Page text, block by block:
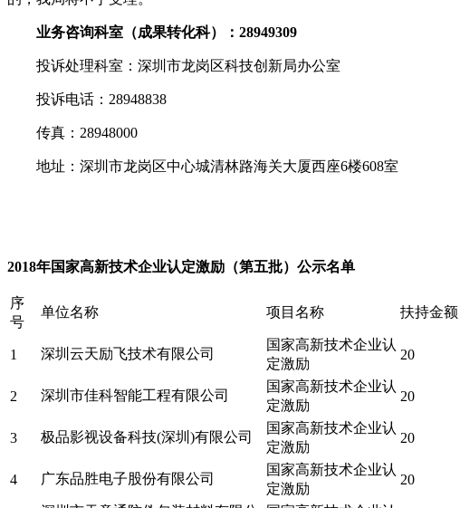
业务咨询科室（成果转化科）：28949309
投诉处理科室：深圳市龙岗区科技创新局办公室
投诉电话：28948838
传真：28948000
地址：深圳市龙岗区中心城清林路海关大厦西座6楼608室
2018年国家高新技术企业认定激励（第五批）公示名单
序
号
单位名称 项目名称 扶持金额
1 深圳云天励飞技术有限公司
国家高新技术企业认
定激励
20
2 深圳市佳科智能工程有限公司
国家高新技术企业认
定激励
20
3 极品影视设备科技(深圳)有限公司
国家高新技术企业认
定激励
20
4 广东品胜电子股份有限公司
国家高新技术企业认
定激励
20